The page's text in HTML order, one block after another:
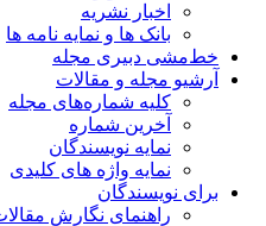
اخبار نشریه
بانک ها و نمایه نامه ها
خط‌مشی دبیری مجله
آرشیو مجله و مقالات
کلیه شماره‌های مجله
آخرین شماره
نمایه نویسندگان
نمایه واژه های کلیدی
برای نویسندگان
راهنمای نگارش مقالات